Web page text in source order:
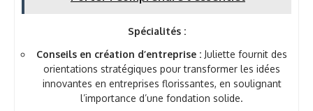
Spécialités :
Conseils en création d’entreprise : Juliette fournit des
orientations stratégiques pour transformer les idées
innovantes en entreprises florissantes, en soulignant
l’importance d’une fondation solide.